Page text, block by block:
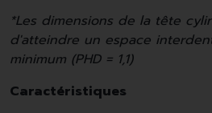
*Les dimensions de la tête
d'atteindre un espace
minimum (PHD = 1,1)
Caractéristiques